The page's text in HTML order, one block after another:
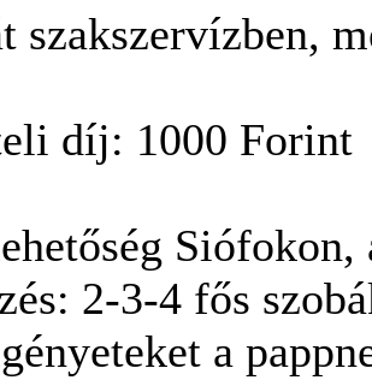
szakszervízben,
díj: 1000 Forint
2-3-4 fős
a